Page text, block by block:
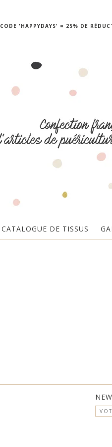
CODE 'HAPPYDAYS' = 25% DE
CATALOGUE DE TISSUS